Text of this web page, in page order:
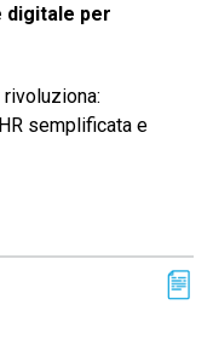
digitale per
semplificata e